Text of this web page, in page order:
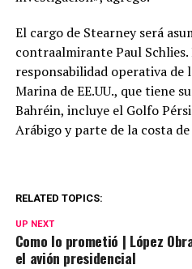
El cargo de Stearney será
contraalmirante Paul Schlies.
responsabilidad operativa de
Marina de EE.UU., que tiene
Bahréin, incluye el Golfo
Arábigo y parte de la costa
RELATED TOPICS:
UP NEXT
Como lo prometió | López
el avión presidencial